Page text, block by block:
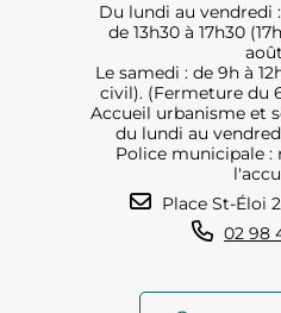
Du lundi au vendredi
de 13h30 à 17h30
Le samedi : de 9h à
civil). (Fermeture du
Accueil urbanisme et
du lundi au
Police municipale :
Place St-Éloi
02 98